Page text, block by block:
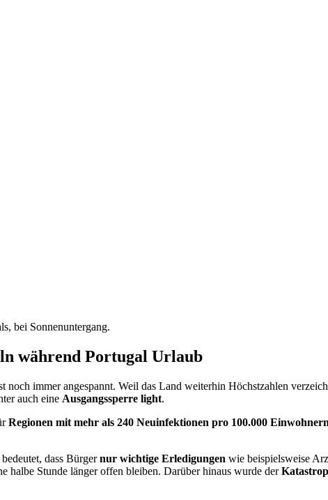
bei Sonnenuntergang.
während Portugal Urlaub
noch immer angespannt. Weil das Land weiterhin Höchstzahlen
auch eine Ausgangssperre light.
Regionen mit mehr als 240 Neuinfektionen pro 100.000
dass Bürgernur wichtige Erledigungen wie beispielsweise
halbe Stunde länger offen bleiben. Darüber hinaus wurde der